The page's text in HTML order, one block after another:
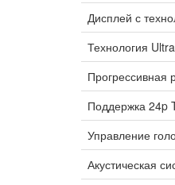
Дисплей с
Технология
Прогрессивная
Поддержка 24p
Управление
Акустическая